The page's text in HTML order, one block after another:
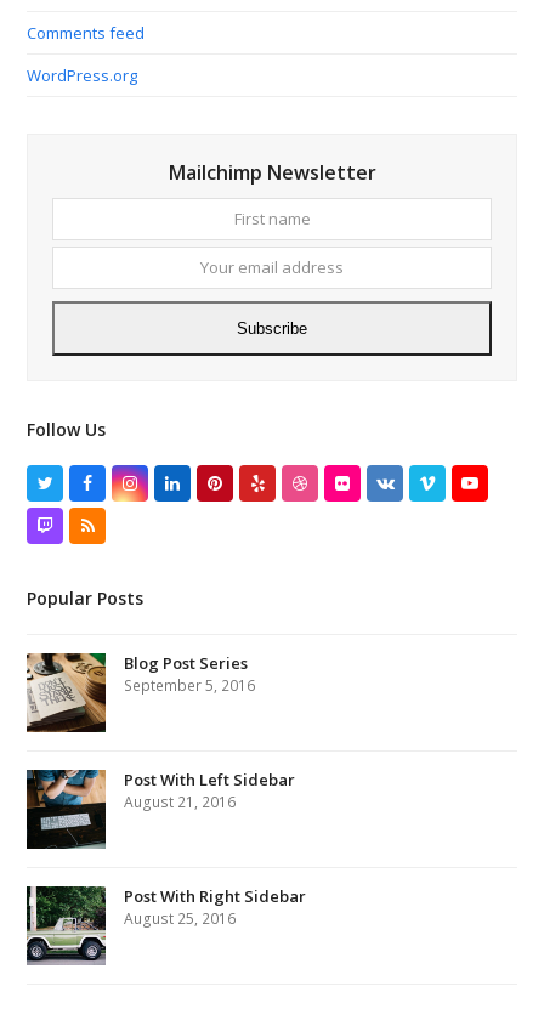
Comments feed
WordPress.org
Mailchimp Newsletter
name
email
Subscribe
Follow Us
TwitterFacebookInstagram
LinkedInPinterest
Yelp DribbbleFlickrVK VimeoYouTube
TwitchRSS
Popular Posts
Blog Post Series
September 5, 2016
Post With Left Sidebar
August 21, 2016
Post With Right Sidebar
August 25, 2016